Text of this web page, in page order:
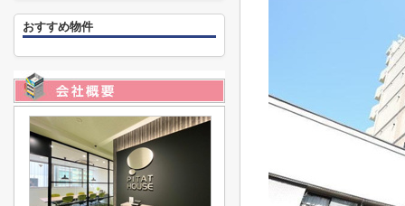
おすすめ物件